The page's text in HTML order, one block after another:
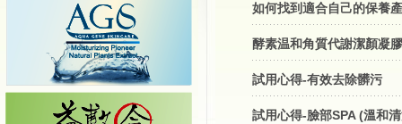
如何找到適合自己的保養
酵素温和角質代謝潔顏凝
試用心得-有效去除髒污
試用心得-臉部SPA (溫和